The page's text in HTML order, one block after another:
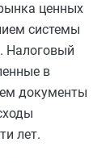
ценных
системы
Налоговый
в
документы
лет.